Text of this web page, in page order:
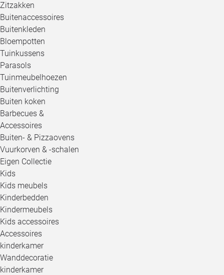
Zitzakken
Buitenaccessoires
Buitenkleden
Bloempotten
Tuinkussens
Parasols
Tuinmeubelhoezen
Buitenverlichting
Buiten koken
Barbecues &
Accessoires
Buiten- & Pizzaovens
Vuurkorven & -schalen
Eigen Collectie
Kids
Kids meubels
Kinderbedden
Kindermeubels
Kids accessoires
Accessoires
kinderkamer
Wanddecoratie
kinderkamer